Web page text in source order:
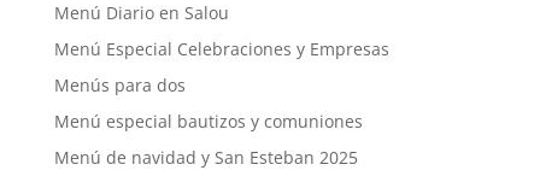
Menú Diario en Salou
Menú Especial Celebraciones y Empresas
Menús para dos
Menú especial bautizos y comuniones
Menú de navidad y San Esteban 2025